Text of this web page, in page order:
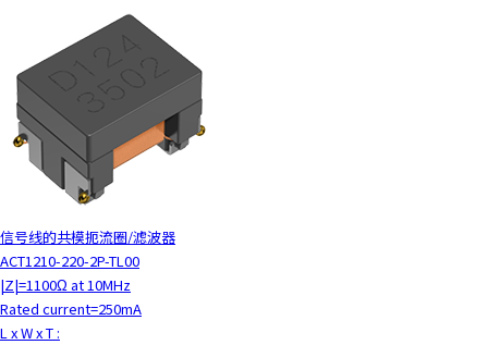
信号线的共模扼流圈/滤波器
ACT1210-220-2P-TL00
|Z|=1100Ω at 10MHz
Rated current=250mA
L x W x T :